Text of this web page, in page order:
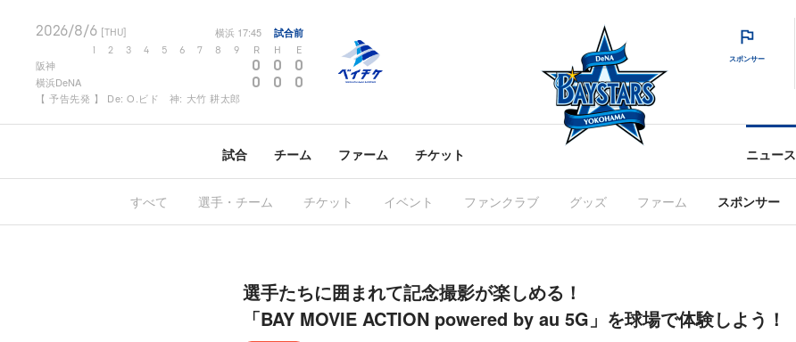
2026/8/6 [THU] 横浜 17:45 試合前
2 3 4 5 6 7 8 9 R H E
阪神 0 0 0
横浜DeNA 0 0 0
【 予告先発 】 De: O.ビド 神: 大竹 耕太郎
スポンサー
試合 チーム ファーム チケット ニュース
すべて 選手・チーム チケット イベント ファンクラブ グッズ ファーム スポンサー
選手たちに囲まれて記念撮影が楽しめる！
「BAY MOVIE ACTION powered by au 5G」を球場で体験しよう！